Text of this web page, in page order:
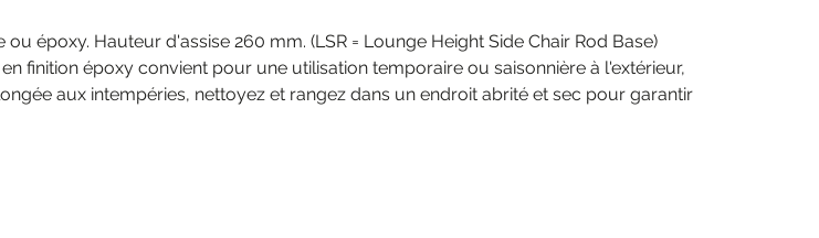
époxy. Hauteur d'assise 260 mm. (LSR = Lounge Height Side Chair Rod Base)
finition époxy convient pour une utilisation temporaire ou saisonnière à l'extérieur,
aux intempéries, nettoyez et rangez dans un endroit abrité et sec pour garantir